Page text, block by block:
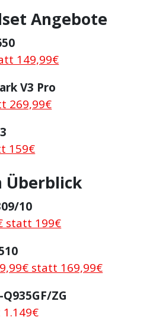
Angebote
149,99€
V3 Pro
269,99€
159€
Überblick
10
statt 199€
statt 169,99€
ZG